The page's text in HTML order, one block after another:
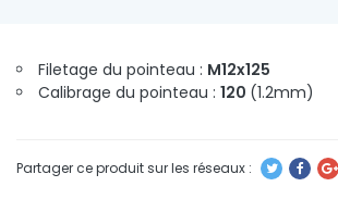
Filetage du pointeau : M12x125
Calibrage du pointeau : 120 (1.2mm)